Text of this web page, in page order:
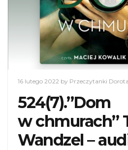
16 lutego 2022 by Przeczytanki
524(7).”Dom
w chmurach”
Wandzel –